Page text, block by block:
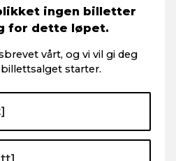
ingen billetter
for dette løpet.
vårt, og vi vil gi deg
starter.